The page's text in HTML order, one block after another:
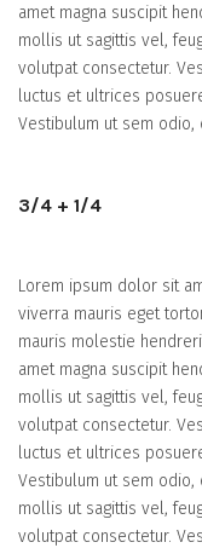
amet magna suscipit
mollis ut sagittis vel,
volutpat consectetur.
luctus et ultrices
Vestibulum ut sem
3/4 + 1/4
Lorem ipsum dolor sit
viverra mauris eget
mauris molestie
amet magna suscipit
mollis ut sagittis vel,
volutpat consectetur.
luctus et ultrices
Vestibulum ut sem
mollis ut sagittis vel,
volutpat consectetur.